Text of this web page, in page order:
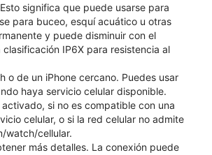
significa que puede usarse para
para buceo, esquí acuático u otras
y puede disminuir con el
IP6X para resistencia al
o de un iPhone cercano. Puedes usar
haya servicio celular disponible.
si no es compatible con una
celular, o si la red celular no admite
watch/cellular.
más detalles. La conexión puede